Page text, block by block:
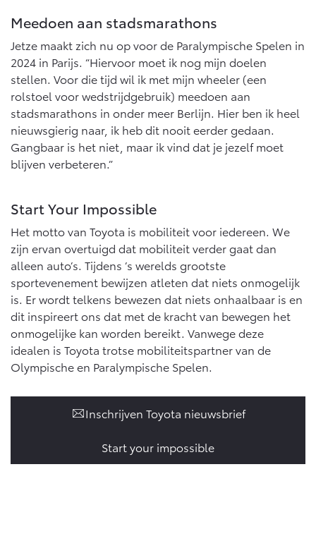
Meedoen aan stadsmarathons
Jetze maakt zich nu op voor de Paralympische Spelen in
2024 in Parijs. “Hiervoor moet ik nog mijn doelen
stellen. Voor die tijd wil ik met mijn wheeler (een
rolstoel voor wedstrijdgebruik) meedoen aan
stadsmarathons in onder meer Berlijn. Hier ben ik heel
nieuwsgierig naar, ik heb dit nooit eerder gedaan.
Gangbaar is het niet, maar ik vind dat je jezelf moet
blijven verbeteren.”
Start Your Impossible
Het motto van Toyota is mobiliteit voor iedereen. We
zijn ervan overtuigd dat mobiliteit verder gaat dan
alleen auto’s. Tijdens ’s werelds grootste
sportevenement bewijzen atleten dat niets onmogelijk
is. Er wordt telkens bewezen dat niets onhaalbaar is en
dit inspireert ons dat met de kracht van bewegen het
onmogelijke kan worden bereikt. Vanwege deze
idealen is Toyota trotse mobiliteitspartner van de
Olympische en Paralympische Spelen.
Inschrijven Toyota nieuwsbrief
Start your impossible